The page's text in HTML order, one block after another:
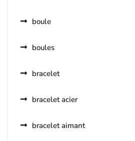
boule
boules
bracelet
bracelet acier
bracelet aimant